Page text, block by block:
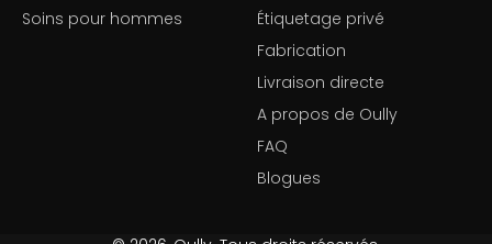
Soins pour hommes
Étiquetage privé
Fabrication
Livraison directe
A propos de Oully
FAQ
Blogues